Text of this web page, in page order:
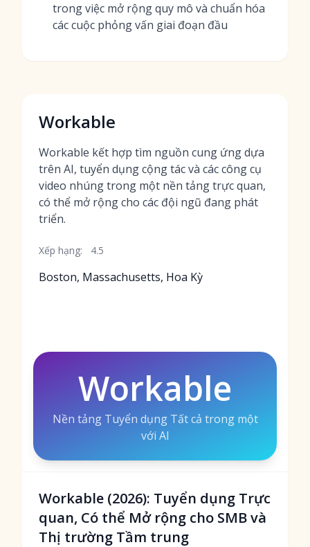
trong việc mở rộng quy mô và chuẩn hóa
các cuộc phỏng vấn giai đoạn đầu
Workable
Workable kết hợp tìm nguồn cung ứng dựa
trên AI, tuyển dụng cộng tác và các công cụ
video nhúng trong một nền tảng trực quan,
có thể mở rộng cho các đội ngũ đang phát
triển.
Xếp hạng: 4.5
Boston, Massachusetts, Hoa Kỳ
Workable
Nền tảng Tuyển dụng Tất cả trong một
với AI
Workable (2026): Tuyển dụng Trực
quan, Có thể Mở rộng cho SMB và
Thị trường Tầm trung